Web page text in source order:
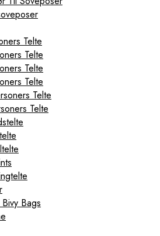
Telte
Telte
Telte
Telte
Telte
Telte
Bags